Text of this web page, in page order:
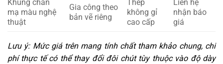
Khung chân
mạ màu nghệ
thuật
Gia công theo
bản vẽ riêng
Thép
không gỉ
cao cấp
Liên hệ
nhận báo
giá
Lưu ý: Mức giá trên mang tính chất tham khảo chung, chi
phí thực tế có thể thay đổi đôi chút tùy thuộc vào độ dày